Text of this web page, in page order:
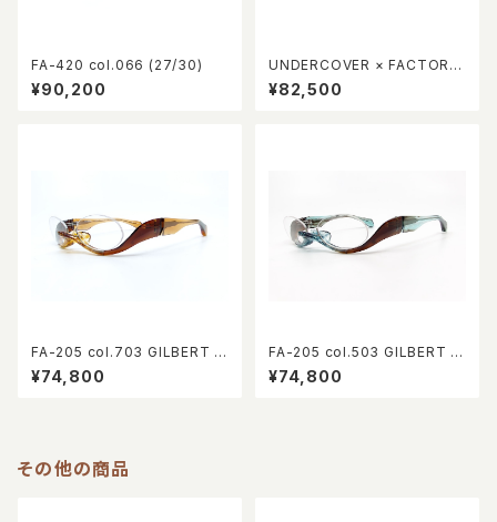
FA-420 col.066 (27/30)
¥90,200
UNDERCOVER × FACTORY
900 FA-460 col.669
¥82,500
FA-205 col.703 GILBERT E
YEWEAR 10th Anniversary l
imited
¥74,800
FA-205 col.503 GILBERT E
YEWEAR 10th Anniversary l
imited
¥74,800
その他の商品